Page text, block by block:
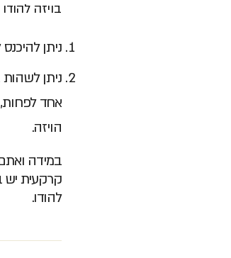
בויזה
ניתן
הויזה.
קרקעית יש
להודו.